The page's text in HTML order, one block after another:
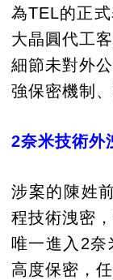
為TEL的正
大晶圓代工
細節未對外
強保密機制
2奈米技術
涉案的陳姓
程技術洩密
唯一進入2
高度保密，